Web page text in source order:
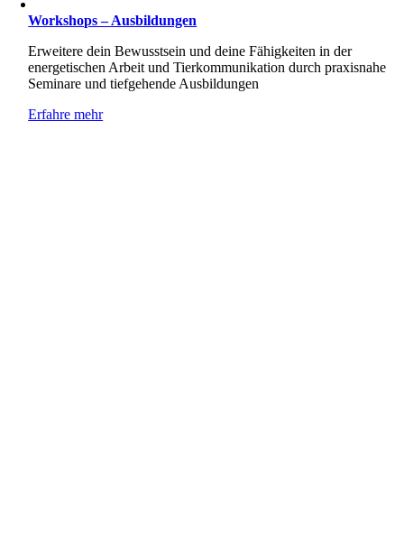
Workshops – Ausbildungen
Erweitere dein Bewusstsein und deine Fähigkeiten in der
energetischen Arbeit und Tierkommunikation durch praxisnahe
Seminare und tiefgehende Ausbildungen
Erfahre mehr